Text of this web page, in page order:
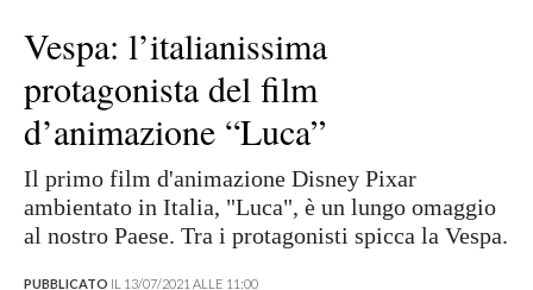
Vespa: l’italianissima
protagonista del film
d’animazione “Luca”
Il primo film d'animazione Disney Pixar
ambientato in Italia, "Luca", è un lungo omaggio
al nostro Paese. Tra i protagonisti spicca la Vespa.
PUBBLICATO IL 13/07/2021 ALLE 11:00